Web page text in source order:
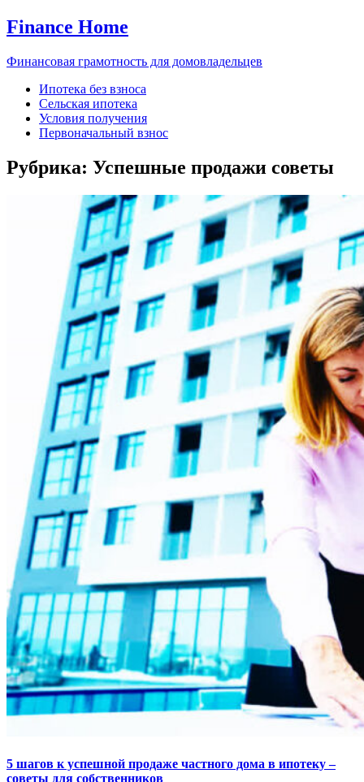
Finance Home
Финансовая грамотность для домовладельцев
Ипотека без взноса
Сельская ипотека
Условия получения
Первоначальный взнос
Рубрика: Успешные продажи советы
5 шагов к успешной продаже частного дома в ипотеку –
советы для собственников